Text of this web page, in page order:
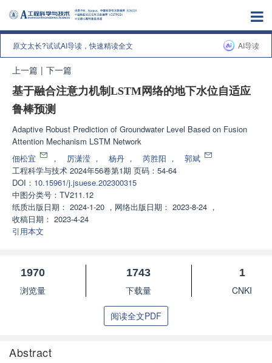
原文太长?试试AI导读，快速精读全文 AI导读
上一篇 | 下一篇
基于融合注意力机制LSTM网络的地下水位自适应
鲁棒预测
Adaptive Robust Prediction of Groundwater Level Based on Fusion
Attention Mechanism LSTM Network
佃松宜
， 厉潇滢 ， 杨丹 ， 芮胜阳 ，
郭斌
工程科学与技术 2024年56卷第1期 页码：54-64
DOI： 10.15961/j.jsuese.202300315
中图分类号： TV211.12
纸质出版日期： 2024-1-20 ， 网络出版日期： 2023-8-24 ，
收稿日期： 2023-4-24
引用本文
1970
浏览量
1743
下载量
1
CNKI
阅读全文PDF
Abstract